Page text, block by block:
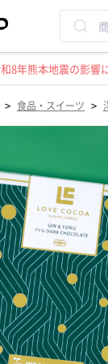
和8年熊本地震の影
> 食品・スイーツ >